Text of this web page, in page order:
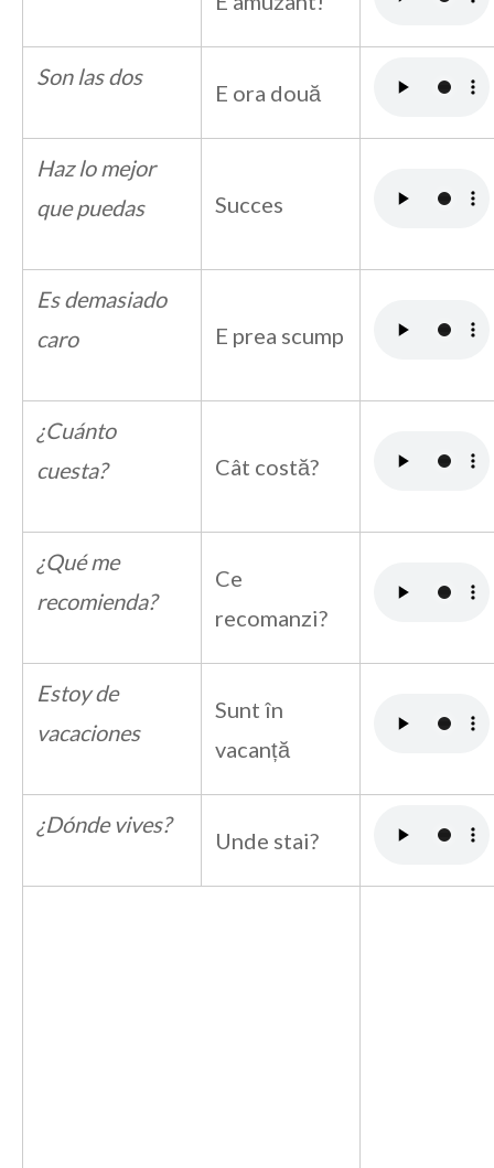
Son las dos
E ora două
Haz lo mejor
que puedas
Succes
Es demasiado
caro
E prea scump
¿Cuánto
cuesta?
Cât costă?
¿Qué me
recomienda?
Ce
recomanzi?
Estoy de
vacaciones
Sunt în
vacanță
¿Dónde vives?
Unde stai?